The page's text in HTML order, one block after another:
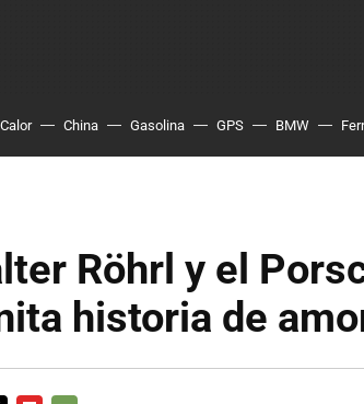
Calor China Gasolina GPS BMW
Röhrl y el
historia de